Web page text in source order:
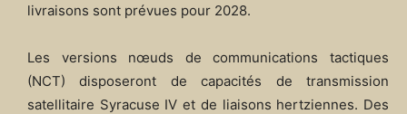
livraisons sont prévues pour 2028.
Les versions nœuds de communications tactiques
(NCT) disposeront de capacités de transmission
satellitaire Syracuse IV et de liaisons hertziennes. Des